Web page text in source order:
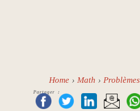
Home Math Problèmes
Partager :